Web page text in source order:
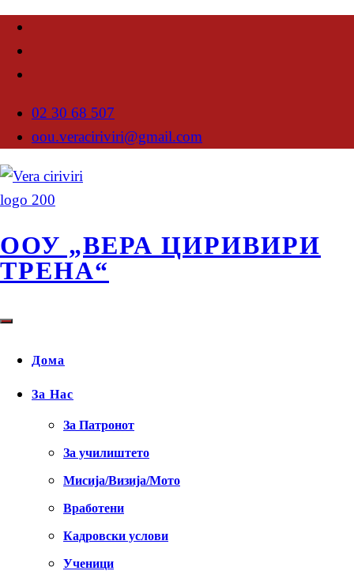
02 30 68 507
oou.veraciriviri@gmail.com
ООУ „ВЕРА ЦИРИВИРИ
ТРЕНА“
Дома
За Нас
За Патронот
За училиштето
Мисија/Визија/Мото
Вработени
Кадровски услови
Ученици